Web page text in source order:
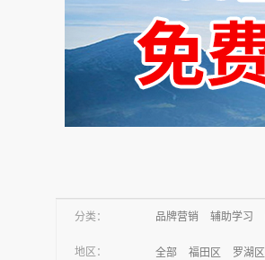
分类： 品牌营销 辅助学习
地区： 全部 福田区 罗湖区